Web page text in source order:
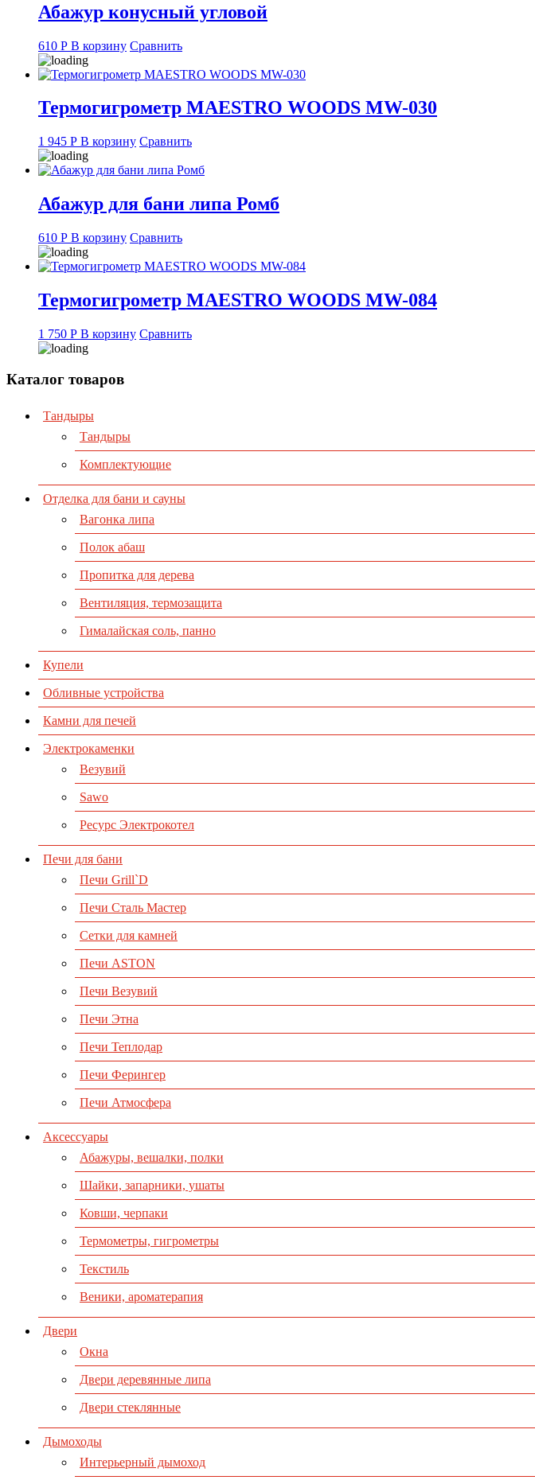
Абажур конусный угловой
610 Р В корзину Сравнить
Термогигрометр MAESTRO WOODS MW-030
1 945 Р В корзину Сравнить
Абажур для бани липа Ромб
610 Р В корзину Сравнить
Термогигрометр MAESTRO WOODS MW-084
1 750 Р В корзину Сравнить
Каталог товаров
Тандыры
Тандыры
Комплектующие
Отделка для бани и сауны
Вагонка липа
Полок абаш
Пропитка для дерева
Вентиляция, термозащита
Гималайская соль, панно
Купели
Обливные устройства
Камни для печей
Электрокаменки
Везувий
Sawo
Ресурс Электрокотел
Печи для бани
Печи Grill`D
Печи Сталь Мастер
Сетки для камней
Печи ASTON
Печи Везувий
Печи Этна
Печи Теплодар
Печи Ферингер
Печи Атмосфера
Аксессуары
Абажуры, вешалки, полки
Шайки, запарники, ушаты
Ковши, черпаки
Термометры, гигрометры
Текстиль
Веники, ароматерапия
Двери
Окна
Двери деревянные липа
Двери стеклянные
Дымоходы
Интерьерный дымоход